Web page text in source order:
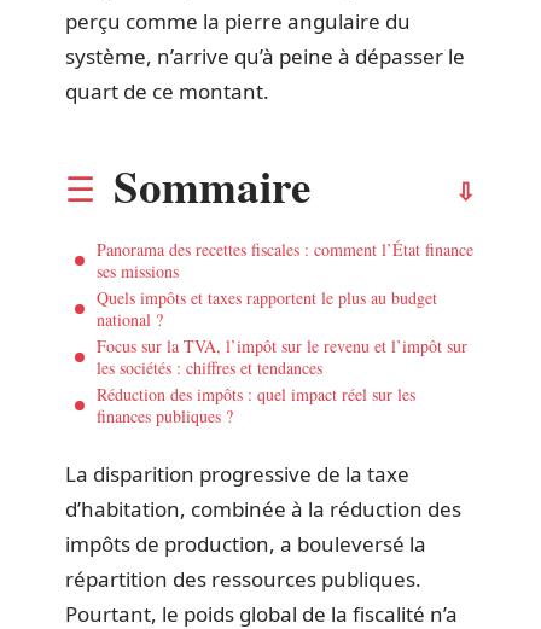
perçu comme la pierre angulaire du
système, n’arrive qu’à peine à dépasser le
quart de ce montant.
Sommaire
Panorama des recettes fiscales : comment l’État finance
ses missions
Quels impôts et taxes rapportent le plus au budget
national ?
Focus sur la TVA, l’impôt sur le revenu et l’impôt sur
les sociétés : chiffres et tendances
Réduction des impôts : quel impact réel sur les
finances publiques ?
La disparition progressive de la taxe
d’habitation, combinée à la réduction des
impôts de production, a bouleversé la
répartition des ressources publiques.
Pourtant, le poids global de la fiscalité n’a